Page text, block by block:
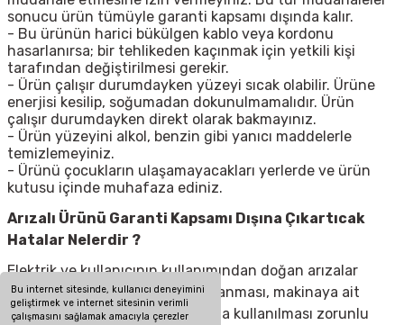
Bu internet sitesinde, kullanıcı deneyimini
geliştirmek ve internet sitesinin verimli
çalışmasını sağlamak amacıyla çerezler
sonucu ürün tümüyle garanti kapsamı dışında kalır.
- Bu ürünün harici bükülgen kablo veya kordonu
hasarlanırsa; bir tehlikeden kaçınmak için yetkili kişi
tarafından değiştirilmesi gerekir.
- Ürün çalışır durumdayken yüzeyi sıcak olabilir. Ürüne
enerjisi kesilip, soğumadan dokunulmamalıdır. Ürün
çalışır durumdayken direkt olarak bakmayınız.
- Ürün yüzeyini alkol, benzin gibi yanıcı maddelerle
temizlemeyiniz.
- Ürünü çocukların ulaşamayacakları yerlerde ve ürün
kutusu içinde muhafaza ediniz.
Arızalı Ürünü Garanti Kapsamı Dışına Çıkartıcak
Hatalar Nelerdir ?
Elektrik ve kullanıcının kullanımından doğan arızalar
(elektrik kesilmesi, voltaj dalgalanması, makinaya ait
olmayan aksesuar takılması yada kullanılması zorunlu